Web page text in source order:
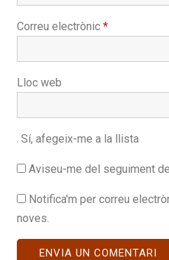
Correu electrònic *
Lloc web
Sí, afegeix-me a la llista
Aviseu-me del seguiment
Notifica'm per correu
noves.